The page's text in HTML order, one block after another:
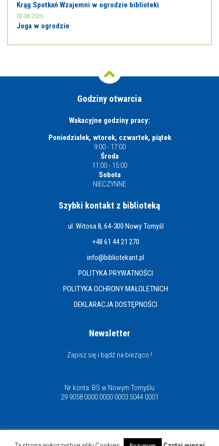
Krąg Spotkań Wzajemni w ogrodzie biblioteki
02.06.2026
Joga w ogrodzie
Godziny otwarcia
Wakacyjne godziny pracy:
Poniedziałek, wtorek, czwartek, piątek
9:00 - 17:00
Środa
11:00 - 15:00
Sobota
NIECZYNNE
Szybki kontakt z biblioteką
ul. Witosa 8, 64-300 Nowy Tomyśl
+48 61 44 21 270
info@bibliotekant.pl
POLITYKA PRYWATNOŚCI
POLITYKA OCHRONY MAŁOLETNICH
DEKLARACJA DOSTĘPNOŚCI
Newsletter
Zapisz się i bądź na bieżąco !
Nr konta: BS w Nowym Tomyślu
29 9058 0000 0000 0003 5044 0001
Miejska i Powiatowa Biblioteka Publiczna